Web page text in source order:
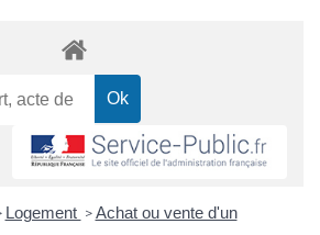
Logement > Achat ou vente d'un